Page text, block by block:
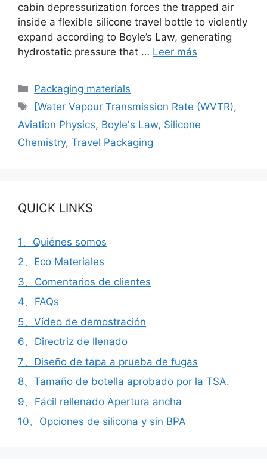
cabin depressurization forces the trapped air
inside a flexible silicone travel bottle to violently
expand according to Boyle’s Law, generating
hydrostatic pressure that … Leer más
Categorías
Packaging materials
Etiquetas
[Water Vapour Transmission Rate (WVTR),
Aviation Physics, Boyle's Law, Silicone
Chemistry, Travel Packaging
QUICK LINKS
1、Quiénes somos
2、Eco Materiales
3、Comentarios de clientes
4、FAQs
5、Vídeo de demostración
6、Directriz de llenado
7、Diseño de tapa a prueba de fugas
8、Tamaño de botella aprobado por la TSA.
9、Fácil rellenado Apertura ancha
10、Opciones de silicona y sin BPA